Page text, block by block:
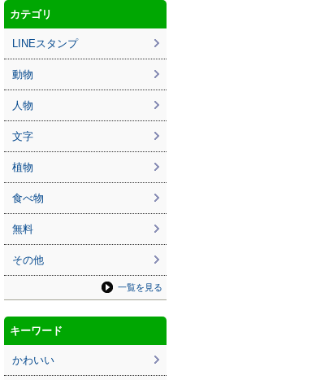
カテゴリ
LINEスタンプ
動物
人物
文字
植物
食べ物
無料
その他
一覧を見る
キーワード
かわいい